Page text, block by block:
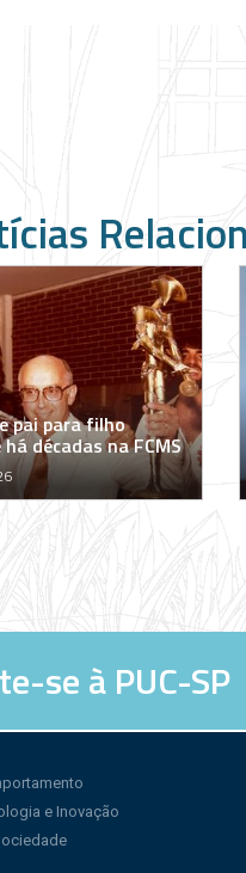
pai para filho
décadas na FCMS
se à PUC-SP
e Inovação